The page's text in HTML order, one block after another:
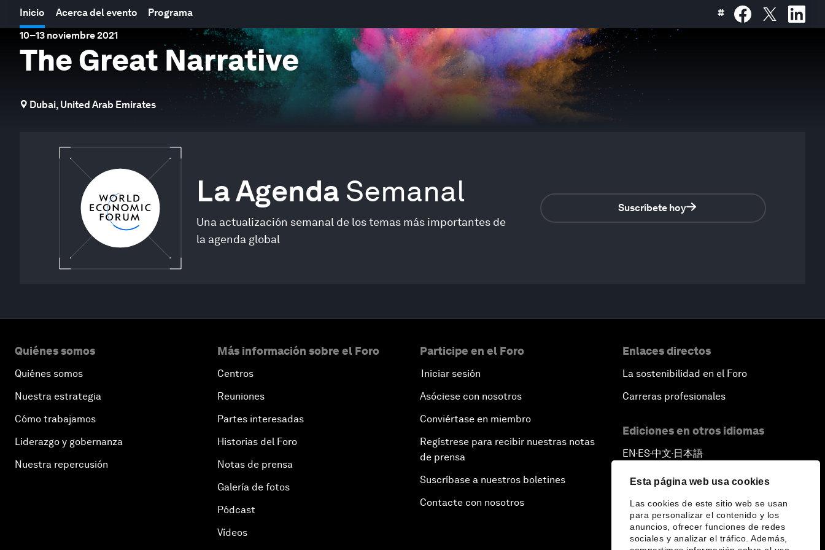
Esta página web usa cookies
Las cookies de este sitio web se usan
para personalizar el contenido y los
anuncios, ofrecer funciones de redes
sociales y analizar el tráfico. Además,
Inicio Acerca del evento Programa
#
10–13 noviembre 2021
The Great Narrative
Dubai, United Arab Emirates
La Agenda Semanal
Una actualización semanal de los temas más importantes de
la agenda global
Suscríbete hoy
0
90%
Quiénes somos
Quiénes somos
Nuestra estrategia
Cómo trabajamos
Liderazgo y gobernanza
Nuestra repercusión
Más información sobre el Foro
Centros
Reuniones
Partes interesadas
Historias del Foro
Notas de prensa
Galería de fotos
Pódcast
Vídeos
Participe en el Foro
Iniciar sesión
Asóciese con nosotros
Conviértase en miembro
Regístrese para recibir nuestras notas
de prensa
Suscríbase a nuestros boletines
Contacte con nosotros
Enlaces directos
La sostenibilidad en el Foro
Carreras profesionales
Ediciones en otros idiomas
EN ▪ ES▪中文▪ 日本語